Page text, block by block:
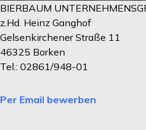
BIERBAUM
z.Hd. Heinz Ganghof
Gelsenkirchener Straße 11
46325 Borken
Tel.: 02861/948-01
Per Email bewerben